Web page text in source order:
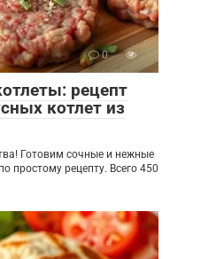
0
рецепт
котлет из
Готовим сочные и нежные
простому рецепту. Всего 450